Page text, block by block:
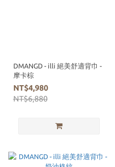
DMANGD - illi 絕美舒適背巾 -
摩卡棕
NT$4,980
NT$6,880